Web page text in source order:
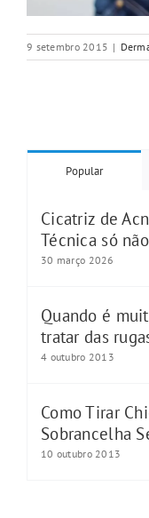
9 setembro 2015 |
Popular
Cicatriz de
Técnica só
30 março 2026
Quando é
tratar das
4 outubro 2013
Como Tirar
Sobrancelha
10 outubro 2013